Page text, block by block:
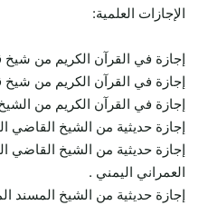
الإجازات العلمية:
إجازة في القرآن الكريم من شيخ
إجازة في القرآن الكريم من
إجازة في القرآن الكريم من
إجازة حديثية من الشيخ القاضي
إجازة حديثية من الشيخ
العمراني اليمني .
إجازة حديثية من الشيخ المسند